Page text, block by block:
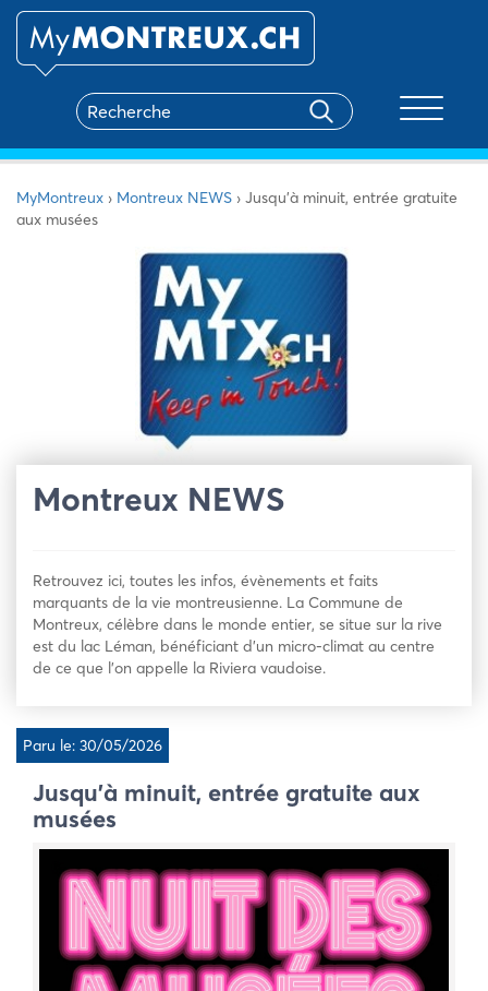
MyMontreux › Montreux NEWS › Jusqu’à minuit, entrée gratuite
aux musées
Montreux NEWS
Retrouvez ici, toutes les infos, évènements et faits
marquants de la vie montreusienne. La Commune de
Montreux, célèbre dans le monde entier, se situe sur la rive
est du lac Léman, bénéficiant d’un micro-climat au centre
de ce que l’on appelle la Riviera vaudoise.
Paru le: 30/05/2026
Jusqu’à minuit, entrée gratuite aux
musées